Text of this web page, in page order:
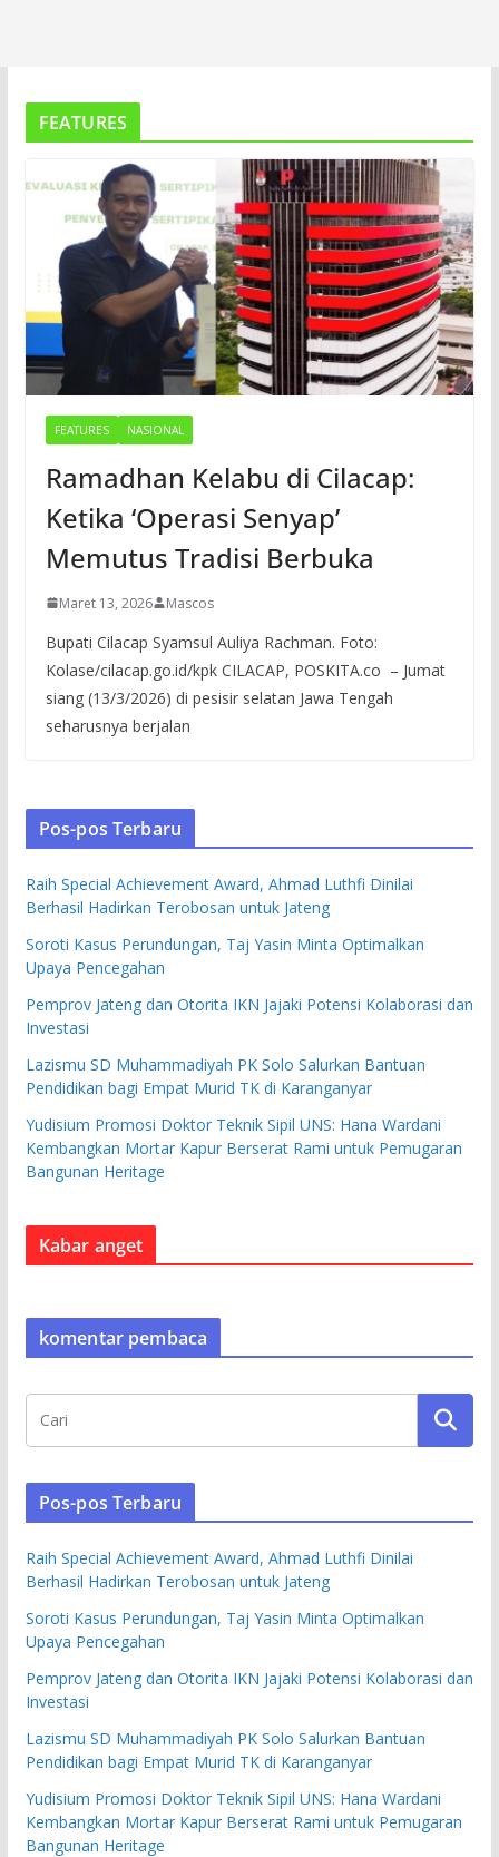
FEATURES
FEATURES NASIONAL
Ramadhan Kelabu di Cilacap:
Ketika ‘Operasi Senyap’
Memutus Tradisi Berbuka
Maret 13, 2026 Mascos
Bupati Cilacap Syamsul Auliya Rachman. Foto:
Kolase/cilacap.go.id/kpk CILACAP, POSKITA.co – Jumat
siang (13/3/2026) di pesisir selatan Jawa Tengah
seharusnya berjalan
Pos-pos Terbaru
Raih Special Achievement Award, Ahmad Luthfi Dinilai
Berhasil Hadirkan Terobosan untuk Jateng
Soroti Kasus Perundungan, Taj Yasin Minta Optimalkan
Upaya Pencegahan
Pemprov Jateng dan Otorita IKN Jajaki Potensi Kolaborasi dan
Investasi
Lazismu SD Muhammadiyah PK Solo Salurkan Bantuan
Pendidikan bagi Empat Murid TK di Karanganyar
Yudisium Promosi Doktor Teknik Sipil UNS: Hana Wardani
Kembangkan Mortar Kapur Berserat Rami untuk Pemugaran
Bangunan Heritage
Kabar anget
komentar pembaca
Pos-pos Terbaru
Raih Special Achievement Award, Ahmad Luthfi Dinilai
Berhasil Hadirkan Terobosan untuk Jateng
Soroti Kasus Perundungan, Taj Yasin Minta Optimalkan
Upaya Pencegahan
Pemprov Jateng dan Otorita IKN Jajaki Potensi Kolaborasi dan
Investasi
Lazismu SD Muhammadiyah PK Solo Salurkan Bantuan
Pendidikan bagi Empat Murid TK di Karanganyar
Yudisium Promosi Doktor Teknik Sipil UNS: Hana Wardani
Kembangkan Mortar Kapur Berserat Rami untuk Pemugaran
Bangunan Heritage